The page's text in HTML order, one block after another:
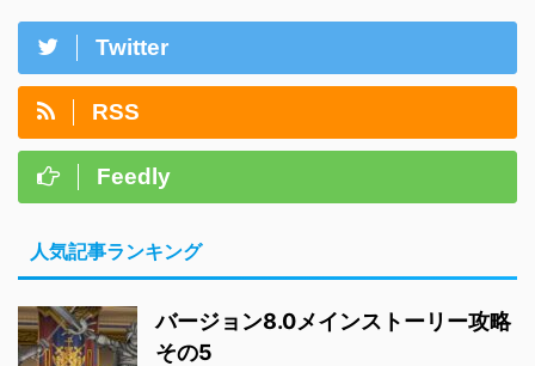
Twitter
RSS
Feedly
人気記事ランキング
バージョン8.0メインストーリー攻略
その5